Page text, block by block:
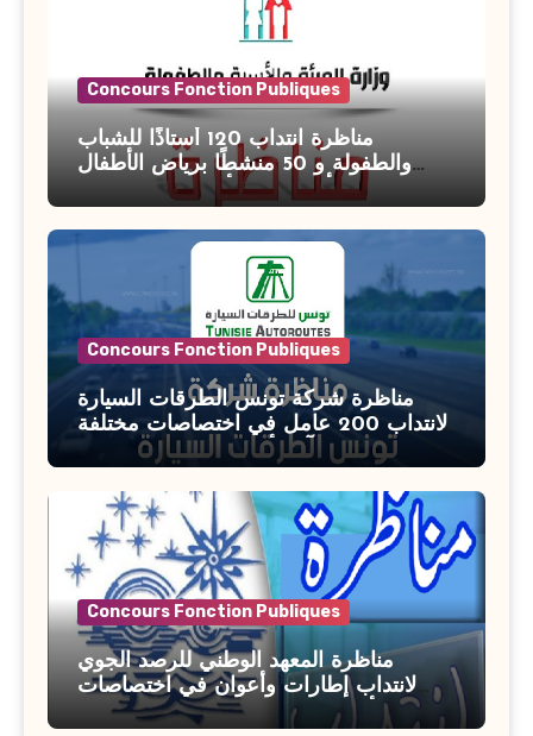
Concours Fonction Publiques
مناظرة انتداب 120 أستاذًا للشباب
والطفولة و 50 منشطًا برياض الأطفال
بوزارة الأسرة والمرأة والطفولة وكبار
السن آخر أجل للتسجيل : 27 جويلية 2026
Concours Fonction Publiques
مناظرة شركة تونس الطرقات السيارة
لانتداب 200 عامل في اختصاصات مختلفة
آخر أجل : 21 جويلية 2026
Concours Fonction Publiques
مناظرة المعهد الوطني للرصد الجوي
لانتداب إطارات وأعوان في اختصاصات
مختلفة : أخر اجل للترشح 27 جويلية 2026